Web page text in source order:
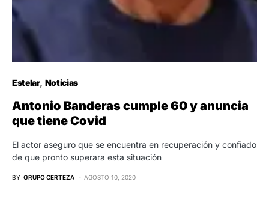
Estelar Noticias
Antonio Banderas cumple 60 y anuncia
que tiene Covid
El actor aseguro que se encuentra en recuperación y confiado
de que pronto superara esta situación
BY GRUPO CERTEZA AGOSTO 10, 2020